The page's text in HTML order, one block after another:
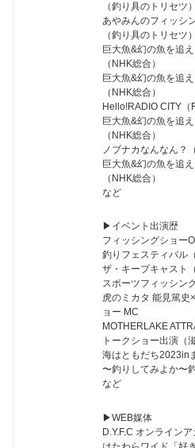
（釣り具のトリセツ）
あやみんのフィッシ
（釣り具のトリセツ）
巨大魚&幻の魚を追
（NHK総合）
巨大魚&幻の魚を追
（NHK総合）
Hello!RADIO CITY（
巨大魚&幻の魚を追
（NHK総合）
ノブナカなんなん？
巨大魚&幻の魚を追
（NHK総合）
など
▶︎イベント出演歴
フィッシングショー
釣りフェスティバル
ザ・キープキャスト
スポーツフィッシン
虎のミカタ 能見篤史
ョー MC
MOTHERLAKE
トークショー出演（
海はともだち2023in
〜釣りしてみよか〜
など
▶︎WEB媒体
D.Y.F.C オンライン